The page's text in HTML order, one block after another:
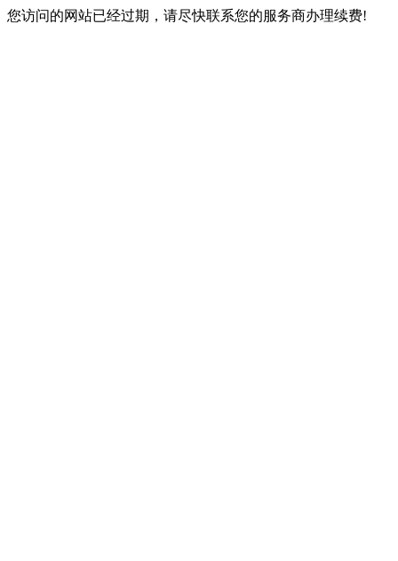
您访问的网站已经过期，请尽快联系您的服务商办理续费!